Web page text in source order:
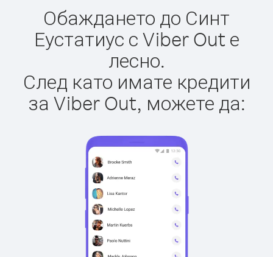
Обаждането до Синт
Еустатиус с Viber Out е
лесно.
След като имате кредити
за Viber Out, можете да: